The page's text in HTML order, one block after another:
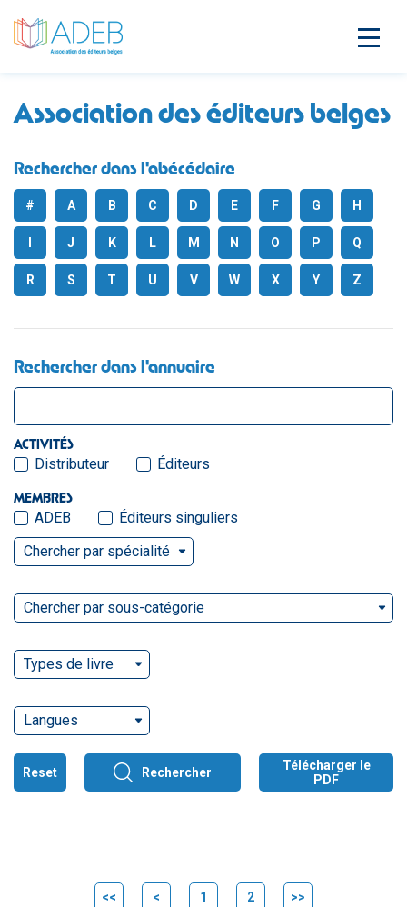
Association des éditeurs belges
Rechercher dans l'abécédaire
# A B C D E F G H
J K L M N O P Q
R S T U V W X Y Z
Rechercher dans l'annuaire
ACTIVITÉS
Distributeur Éditeurs
MEMBRES
ADEB
Éditeurs singuliers
Chercher par spécialité
Chercher par sous-catégorie
Types de livre
Langues
Reset Rechercher
Télécharger le
PDF
<< < 1 2 >>